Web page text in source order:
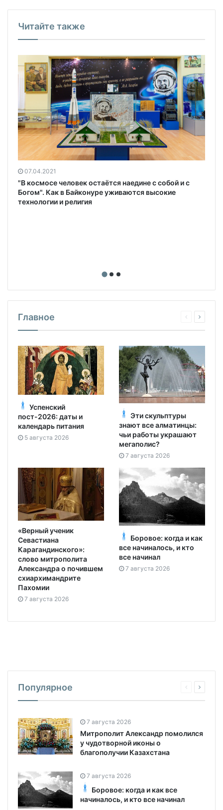
Читайте также
07.04.2021
"В космосе человек остаётся наедине с собой и с
Богом". Как в Байконуре уживаются высокие
технологии и религия
Главное
Успенский
пост-2026: даты и
календарь питания
5 августа 2026
Эти скульптуры
знают все алматинцы:
чьи работы украшают
мегаполис?
7 августа 2026
«Верный ученик
Севастиана
Карагандинского»:
слово митрополита
Александра о почившем
схиархимандрите
Пахомии
7 августа 2026
Боровое: когда и как
все начиналось, и кто
все начинал
7 августа 2026
Популярное
7 августа 2026
Митрополит Александр помолился
у чудотворной иконы о
благополучии Казахстана
7 августа 2026
Боровое: когда и как все
начиналось, и кто все начинал